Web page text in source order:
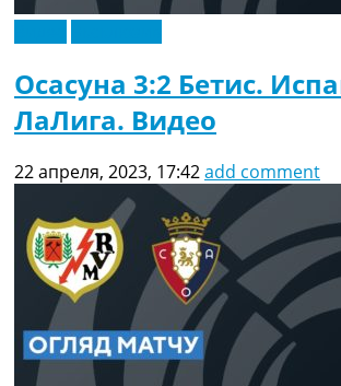
Осасуна 3:2 Бетис.
ЛаЛига. Видео
22 апреля, 2023, 17:42add comment